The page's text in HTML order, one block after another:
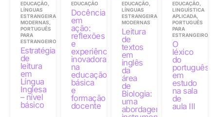
EDUCAÇÃO,
LÍNGUAS
ESTRANGEIRAS
MODERNAS,
PORTUGUÊS
PARA
ESTRANGEIROS
Estratégias
de
leitura
em
Língua
Inglesa
– nível
básico
EDUCAÇÃO
Docência
em
ação:
reflexões
e
experiências
inovadoras
na
educação
básica
e
formação
docente
EDUCAÇÃO,
LÍNGUAS
ESTRANGEIRAS
MODERNAS
Leitura
de
textos
em
inglês
da
área
de
Biologia:
uma
abordagem
EDUCAÇÃO,
LINGUÍSTICA
APLICADA,
PORTUGUÊS
PARA
ESTRANGEIROS
O
léxico
do
português
em
estudo
na sala
de
aula III